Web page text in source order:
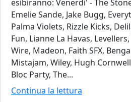
esibiranno: Venerdi' - The
Emelie Sande, Jake Bugg,
Palma Violets, Rizzle Kicks,
Fun, Lianne La Havas,
Wire, Madeon, Faith SFX,
Mistajam, Wiley, Hugh
Bloc Party, The...
Continua la lettura